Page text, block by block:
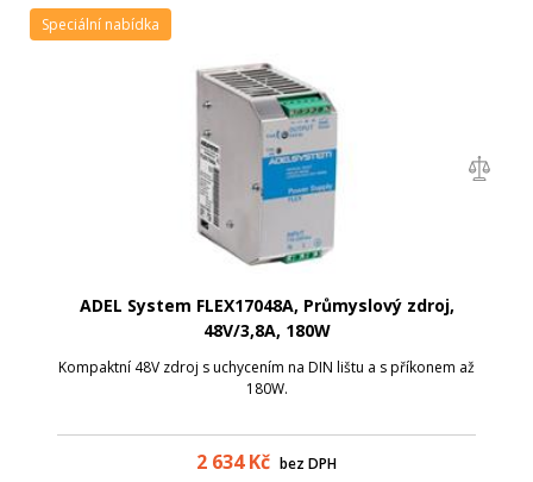
ADEL System FLEX17048A, Průmyslový zdroj,
48V/3,8A, 180W
Kompaktní 48V zdroj s uchycením na DIN lištu a s příkonem až
180W.
2 634Kč bez DPH
Speciální nabídka